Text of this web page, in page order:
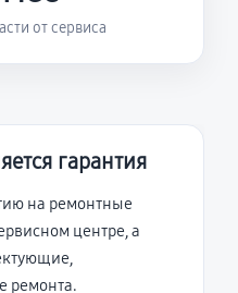
от сервиса
гарантия
на ремонтные
центре, а
ремонта.